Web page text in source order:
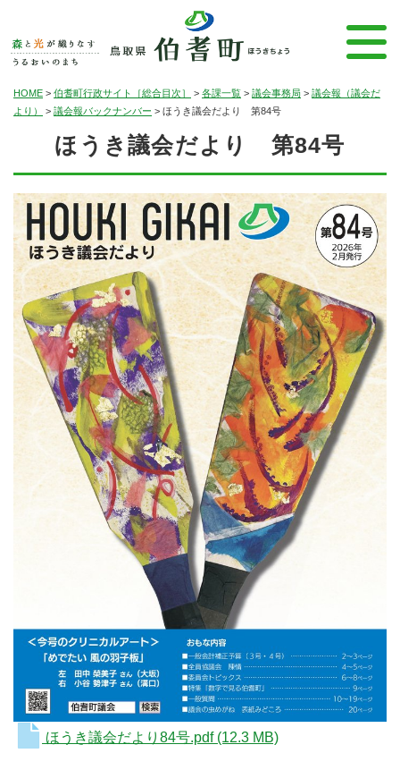
HOME > 伯耆町行政サイト［総合目次］ > 各課一覧 > 議会事務局 > 議会報（議会だ
より）
> 議会報バックナンバー > ほうき議会だより 第84号
ほうき議会だより 第84号
ほうき議会だより84号.pdf (12.3 MB)